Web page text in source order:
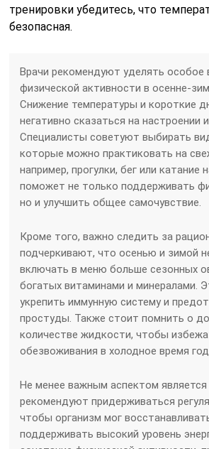
тренировки убедитесь, что
безопасная.
Врачи рекомендуют уделять особое
физической активности в осенне-
Снижение температуры и короткие
негативно сказаться на настроении
Специалисты советуют выбирать
которые можно практиковать на
например, прогулки, бег или катание
поможет не только поддерживать
но и улучшить общее самочувствие.
Кроме того, важно следить за
подчеркивают, что осенью и зимой
включать в меню больше сезонных
богатых витаминами и минералами.
укрепить иммунную систему и
простуды. Также стоит помнить о
количестве жидкости, чтобы
обезвоживания в холодное время
Не менее важным аспектом
рекомендуют придерживаться
чтобы организм мог
поддерживать высокий уровень